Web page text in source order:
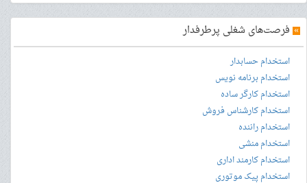
» فرصت‌های شغلی پرطرفدار
استخدام حسابدار
استخدام برنامه نویس
استخدام کارگر ساده
استخدام کارشناس فروش
استخدام راننده
استخدام منشی
استخدام کارمند اداری
استخدام پیک موتوری